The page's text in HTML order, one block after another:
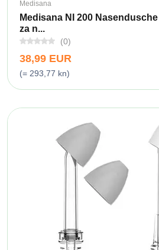
Medisana
Medisana NI 200
za n...
(0)
38,99 EUR
(= 293,77 kn)